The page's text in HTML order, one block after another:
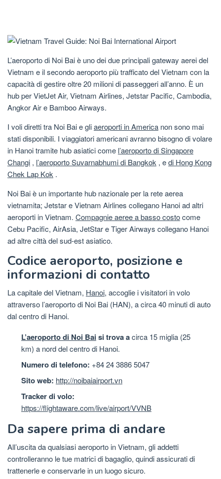
L’aeroporto di Noi Bai è uno dei due principali gateway aerei del
Vietnam e il secondo aeroporto più trafficato del Vietnam con la
capacità di gestire oltre 20 milioni di passeggeri all’anno. È un
hub per VietJet Air, Vietnam Airlines, Jetstar Pacific, Cambodia,
Angkor Air e Bamboo Airways.
I voli diretti tra Noi Bai e gliaeroporti in America non sono mai
stati disponibili. I viaggiatori americani avranno bisogno di volare
in Hanoi tramite hub asiatici come l’aeroporto di Singapore
Changi , l’aeroporto Suvarnabhumi di Bangkok , edi Hong Kong
Chek Lap Kok .
Noi Bai è un importante hub nazionale per la rete aerea
vietnamita; Jetstar e Vietnam Airlines collegano Hanoi ad altri
aeroporti in Vietnam. Compagnie aeree a basso costocome
Cebu Pacific, AirAsia, JetStar e Tiger Airways collegano Hanoi
ad altre città del sud-est asiatico.
Codice aeroporto, posizione e
informazioni di contatto
La capitale del Vietnam, Hanoi, accoglie i visitatori in volo
attraverso l’aeroporto di Noi Bai (HAN), a circa 40 minuti di auto
dal centro di Hanoi.
L’aeroporto di Noi Baisi trova acirca 15 miglia (25
km) a nord del centro di Hanoi.
Numero di telefono: +84 24 3886 5047
Sito web: http://noibaiairport.vn
Tracker di volo:
https://flightaware.com/live/airport/VVNB
Da sapere prima di andare
All’uscita da qualsiasi aeroporto in Vietnam, gli addetti
controlleranno le tue matrici di bagaglio, quindi assicurati di
trattenerle e conservarle in un luogo sicuro.